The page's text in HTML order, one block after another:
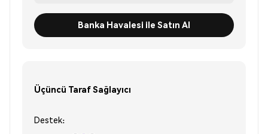
Banka Havalesi ile Satın Al
Üçüncü Taraf Sağlayıcı
Destek: